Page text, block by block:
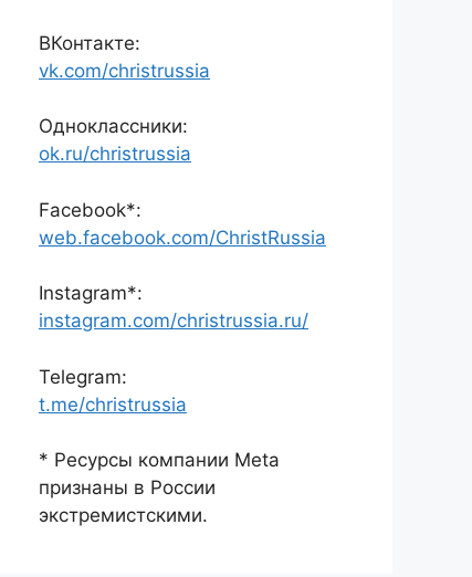
ВКонтакте:
vk.com/christrussia
Одноклассники:
ok.ru/christrussia
Facebook*:
web.facebook.com/ChristRussia
Instagram*:
instagram.com/christrussia.ru/
Telegram:
t.me/christrussia
* Ресурсы компании Meta
признаны в России
экстремистскими.